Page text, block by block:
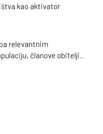
kao aktivator
relevantnim
članove obitelji...